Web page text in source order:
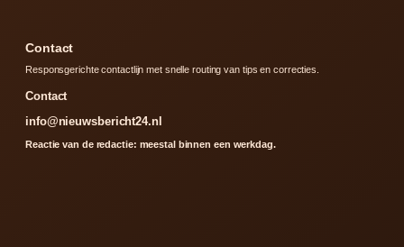
Contact
Responsgerichte contactlijn met snelle routing van tips en correcties.
Contact
info@nieuwsbericht24.nl
Reactie van de redactie: meestal binnen een werkdag.